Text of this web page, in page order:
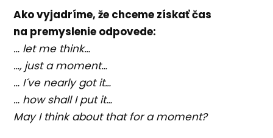
Ako vyjadríme, že chceme získať čas
na premyslenie odpovede:
… let me think…
…, just a moment…
… I´ve nearly got it…
… how shall I put it…
May I think about that for a moment?